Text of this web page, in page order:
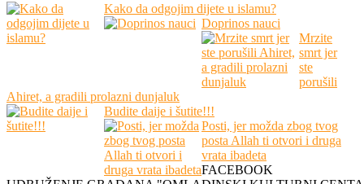
Kako da odgojim dijete u islamu?
Doprinos nauci
Mrzite
smrt jer
ste
porušili
Ahiret, a gradili prolazni dunjaluk
Budite daije i šutite!!!
Posti, jer možda zbog tvog
posta Allah ti otvori i druga
vrata ibadeta
FACEBOOK